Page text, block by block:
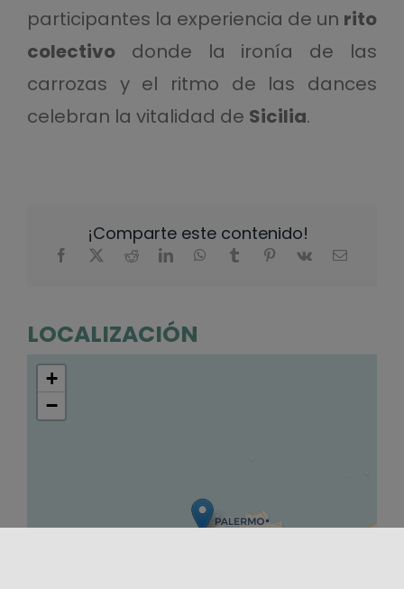
participantes la experiencia de un rito
colectivodonde la ironía de las
carrozas y el ritmo de las dances
celebran la vitalidad de Sicilia.
¡Comparte este contenido!
LOCALIZACIÓN
+
−